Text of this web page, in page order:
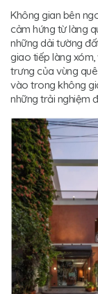
Không gian bên
cảm hứng từ làng
những dải tường
giao tiếp làng
trưng của vùng
vào trong không
những trải nghiệm